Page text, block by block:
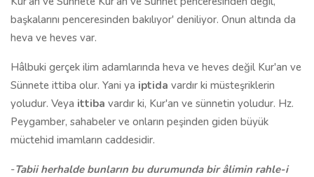
başkalarını penceresinden bakılıyor' deniliyor. Onun altında da
heva ve heves var.
Hâlbuki gerçek ilim adamlarında heva ve heves değil Kur'an ve
Sünnete ittiba olur. Yani ya iptida vardır ki müsteşriklerin
yoludur. Veya ittiba vardır ki, Kur'an ve sünnetin yoludur. Hz.
Peygamber, sahabeler ve onların peşinden giden büyük
müctehid imamların caddesidir.
-Tabii herhalde bunların bu durumunda bir âlimin rahle-i